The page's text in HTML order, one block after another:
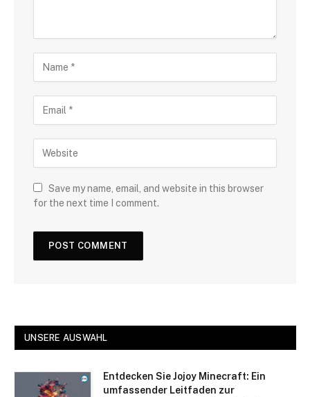
Save my name, email, and website in this browser
for the next time I comment.
UNSERE AUSWAHL
Entdecken Sie Jojoy Minecraft: Ein
umfassender Leitfaden zur